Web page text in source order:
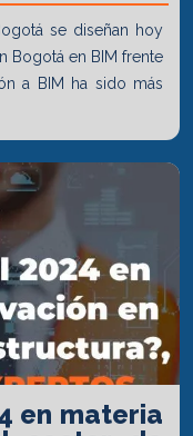
se diseñan hoy
Bogotá en BIM frente
a BIM ha sido más
en materia